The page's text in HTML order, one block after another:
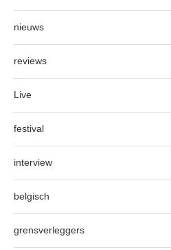
nieuws
reviews
Live
festival
interview
belgisch
grensverleggers